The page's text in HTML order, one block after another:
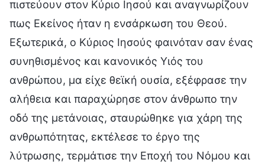
πιστεύουν στον Κύριο Ιησού και αναγνωρίζουν
πως Εκείνος ήταν η ενσάρκωση του Θεού.
Εξωτερικά, ο Κύριος Ιησούς φαινόταν σαν ένας
συνηθισμένος και κανονικός Υιός του
ανθρώπου, μα είχε θεϊκή ουσία, εξέφρασε την
αλήθεια και παραχώρησε στον άνθρωπο την
οδό της μετάνοιας, σταυρώθηκε για χάρη της
ανθρωπότητας, εκτέλεσε το έργο της
λύτρωσης, τερμάτισε την Εποχή του Νόμου και